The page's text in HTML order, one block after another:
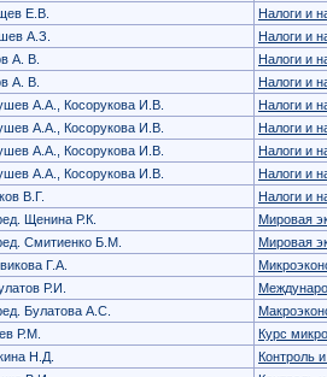
Е.В. Налоги и
А.З. Налоги и
А. В. Налоги и
А. В. Налоги и
А.А., Косорукова И.В. Налоги и
А.А., Косорукова И.В. Налоги и
А.А., Косорукова И.В. Налоги и
А.А., Косорукова И.В. Налоги и
В.Г. Налоги и
Щенина Р.К. Мировая
Смитиенко Б.М. Мировая
Г.А.
Р.И.
Булатова А.С.
Р.М. Курс
Н.Д. Контроль